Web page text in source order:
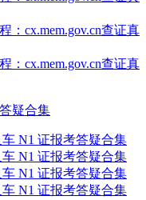
疑合集